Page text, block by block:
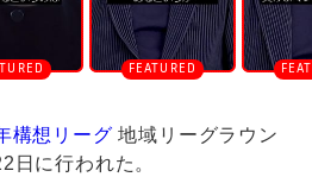
構想リーグ 地域リーグラウン
日に行われた。